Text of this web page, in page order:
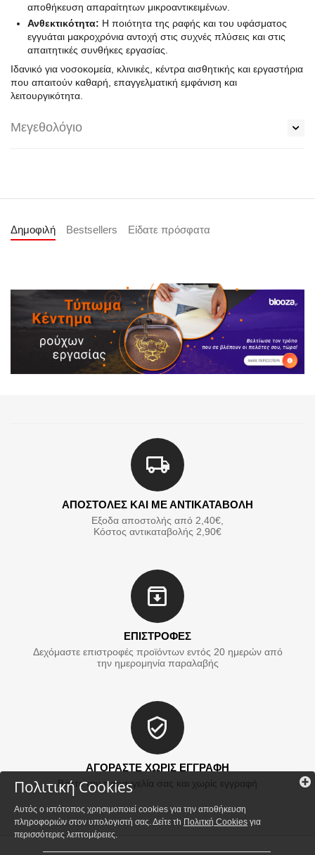
αποθήκευση απαραίτητων μικροαντικειμένων.
Ανθεκτικότητα: Η ποιότητα της ραφής και του υφάσματος
εγγυάται μακροχρόνια αντοχή στις συχνές πλύσεις και στις
απαιτητικές συνθήκες εργασίας.
Ιδανικό για νοσοκομεία, κλινικές, κέντρα αισθητικής και εργαστήρια
που απαιτούν καθαρή, επαγγελματική εμφάνιση και
λειτουργικότητα.
Μεγεθολόγιο
Δημοφιλή Bestsellers Είδατε πρόσφατα
ΑΠΟΣΤΟΛΕΣ ΚΑΙ ΜΕ ΑΝΤΙΚΑΤΑΒΟΛΗ
Εξοδα αποστολής από 2,40€,
Κόστος αντικαταβολής 2,90€
ΕΠΙΣΤΡΟΦΕΣ
Δεχόμαστε επιστροφές προϊόντων εντός 20 ημερών από
την ημερομηνία παραλαβής
ΑΓΟΡΑΣΤΕ ΧΩΡΙΣ ΕΓΓΡΑΦΗ
Βάλτε την παραγγελία σας και χωρίς εγγραφή
Πολιτική Cookies
Αυτός ο ιστότοπος χρησιμοποιεί cookies για την αποθήκευση
πληροφοριών στον υπολογιστή σας. Δείτε τh Πολιτκή Cookies για
περισσότερες λεπτομέρειες.